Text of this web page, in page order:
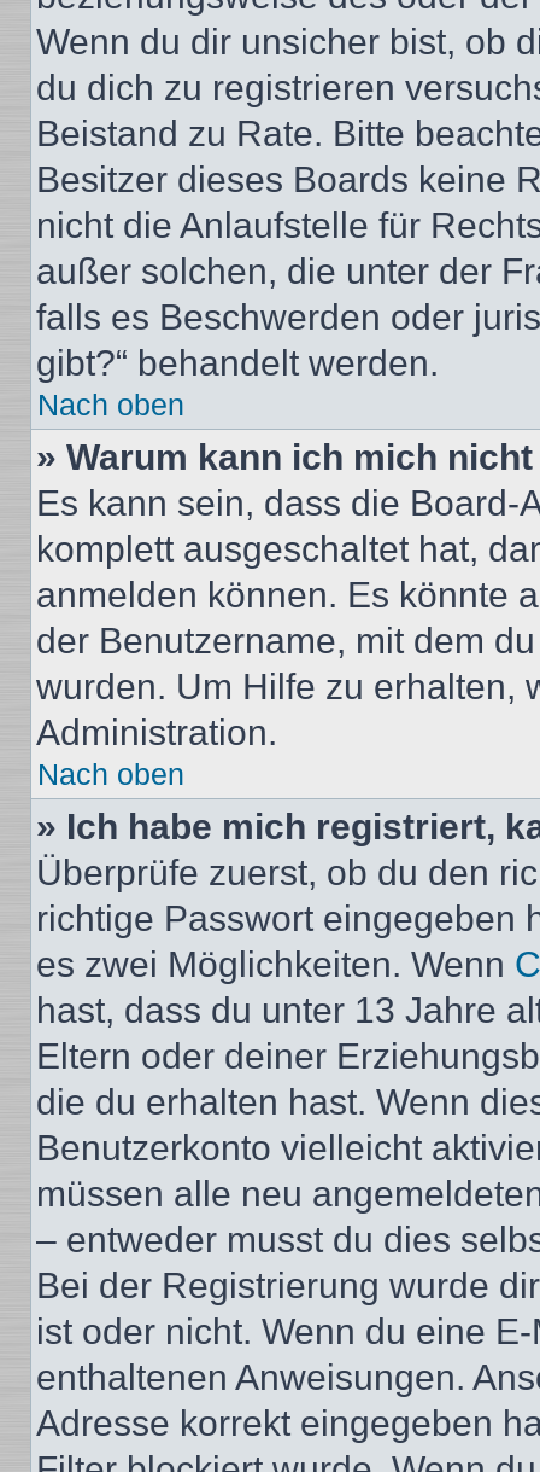
Wenn du dir unsicher bist, ob
du dich zu registrieren
Beistand zu Rate. Bitte
Besitzer dieses Boards keine
nicht die Anlaufstelle für
außer solchen, die unter der
falls es Beschwerden oder
gibt?“ behandelt werden.
Nach oben
» Warum kann ich mich
Es kann sein, dass die
komplett ausgeschaltet hat,
anmelden können. Es könnte
der Benutzername, mit dem
wurden. Um Hilfe zu erhalten,
Administration.
Nach oben
» Ich habe mich registriert,
Überprüfe zuerst, ob du den
richtige Passwort eingegeben
es zwei Möglichkeiten. Wenn
hast, dass du unter 13 Jahre
Eltern oder deiner
die du erhalten hast. Wenn
Benutzerkonto vielleicht
müssen alle neu
– entweder musst du dies
Bei der Registrierung wurde
ist oder nicht. Wenn du eine
enthaltenen Anweisungen.
Adresse korrekt eingegeben